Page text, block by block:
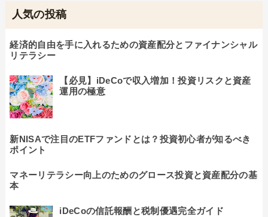
人気の投稿
経済的自由を手に入れるための資産配分とファイナンシャル
リテラシー
【必見】iDeCoで収入増加！投資リスクと資産
運用の極意
新NISAで注目のETFファンドとは？投資初心者が知るべき
ポイント
マネーリテラシー向上のためのグロース投資と資産配分の基
本
iDeCoの信託報酬と税制優遇完全ガイド